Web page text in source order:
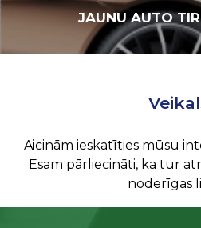
JAUNUAUTO
Aicinām ieskatīties mūsu
Esam pārliecināti, ka tur
noderīgas